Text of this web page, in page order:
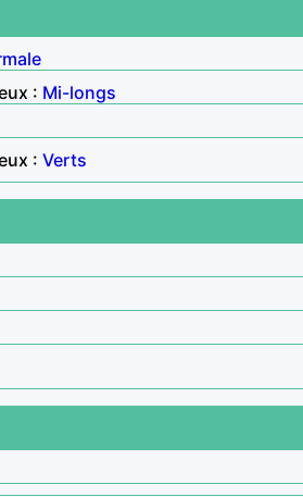
: Mi-longs
: Verts